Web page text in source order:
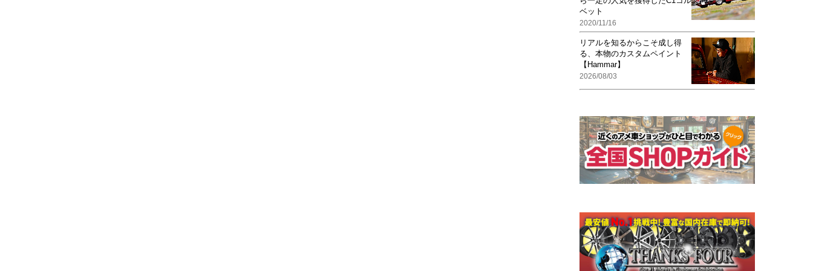
ベット
2020/11/16
リアルを知るからこそ成し得
る、本物のカスタムペイント
【Hammar】
2026/08/03